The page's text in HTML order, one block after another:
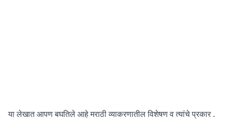
या लेखात आपण बघतिले आहे मराठी व्याकरणातील विशेषण व त्यांचे प्रकार .